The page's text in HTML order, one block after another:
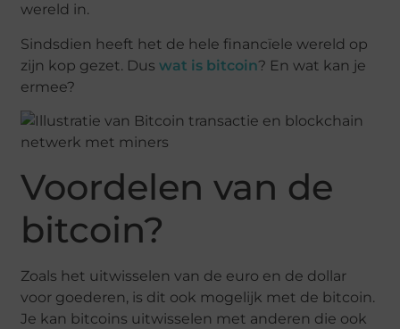
wereld in.
Sindsdien heeft het de hele financïele wereld op
zijn kop gezet. Duswat is bitcoin? En wat kan je
ermee?
Voordelen van de
bitcoin?
Zoals het uitwisselen van de euro en de dollar
voor goederen, is dit ook mogelijk met de bitcoin.
Je kan bitcoins uitwisselen met anderen die ook